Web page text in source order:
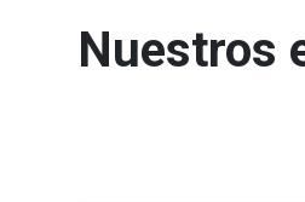
Nuestros